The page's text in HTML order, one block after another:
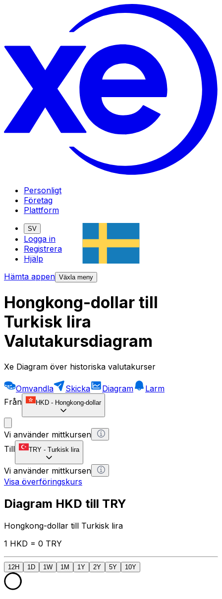
Personligt
Företag
Plattform
SV
Logga in
Registrera
Hjälp
Hämta appen Växla meny
Hongkong-dollar till
Turkisk lira
Valutakursdiagram
Xe Diagram över historiska valutakurser
Omvandla Skicka Diagram
Larm
Från
HKD - Hongkong-dollar
Vi använder mittkursen
Till
TRY - Turkisk lira
Vi använder mittkursen
Visa överföringskurs
Diagram HKD till TRY
Hongkong-dollar till Turkisk lira
1 HKD = 0 TRY
12H 1D 1W 1M 1Y 2Y 5Y 10Y